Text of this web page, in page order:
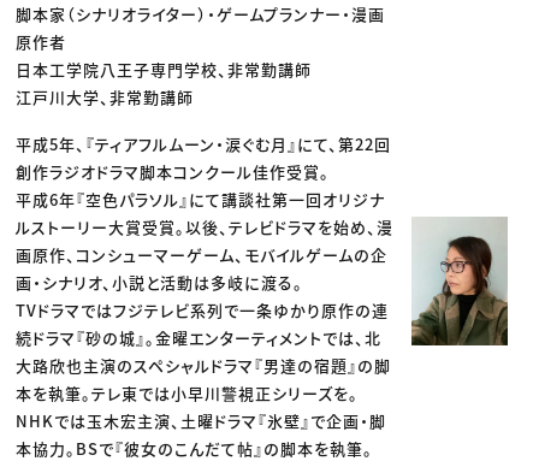
脚本家（シナリオライター）・ゲームプランナー・漫画
原作者
日本工学院八王子専門学校、非常勤講師
江戸川大学、非常勤講師
平成5年、『ティアフルムーン・涙ぐむ月』にて、第22回
創作ラジオドラマ脚本コンクール佳作受賞。
平成6年『空色パラソル』にて講談社第一回オリジナ
ルストーリー大賞受賞。以後、テレビドラマを始め、漫
画原作、コンシューマーゲーム、モバイルゲームの企
画・シナリオ、小説と活動は多岐に渡る。
TVドラマではフジテレビ系列で一条ゆかり原作の連
続ドラマ『砂の城』。金曜エンターティメントでは、北
大路欣也主演のスペシャルドラマ『男達の宿題』の脚
本を執筆。テレ東では小早川警視正シリーズを。
NHKでは玉木宏主演、土曜ドラマ『氷壁』で企画・脚
本協力。BSで『彼女のこんだて帖』の脚本を執筆。